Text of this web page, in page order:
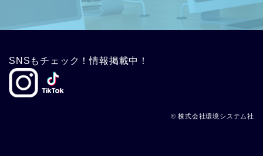
SNSもチェック！情報掲載中！
© 株式会社環境システム社